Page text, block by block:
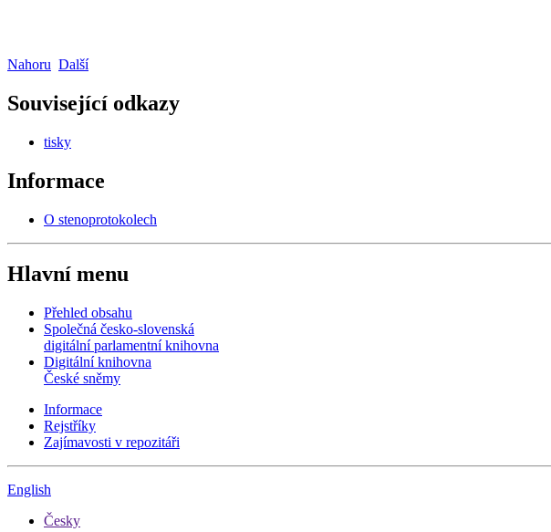
Nahoru Další
Související odkazy
tisky
Informace
O stenoprotokolech
Hlavní menu
Přehled obsahu
Společná česko-slovenská
digitální parlamentní knihovna
Digitální knihovna
České sněmy
Informace
Rejstříky
Zajímavosti v repozitáři
English
Česky